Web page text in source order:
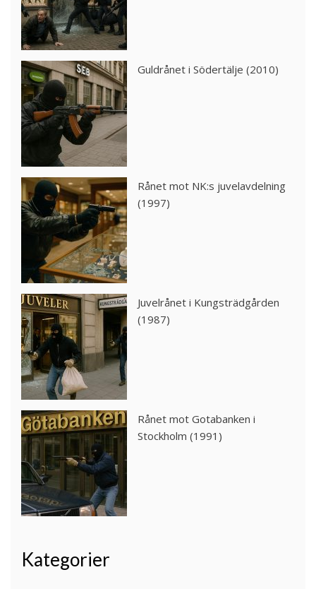
Guldrånet i Södertälje (2010)
Rånet mot NK:s juvelavdelning
(1997)
Juvelrånet i Kungsträdgården
(1987)
Rånet mot Gotabanken i
Stockholm (1991)
Kategorier